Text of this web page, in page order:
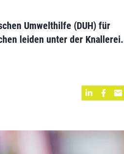
Umwelthilfe (DUH) für
leiden unter der Knallerei.